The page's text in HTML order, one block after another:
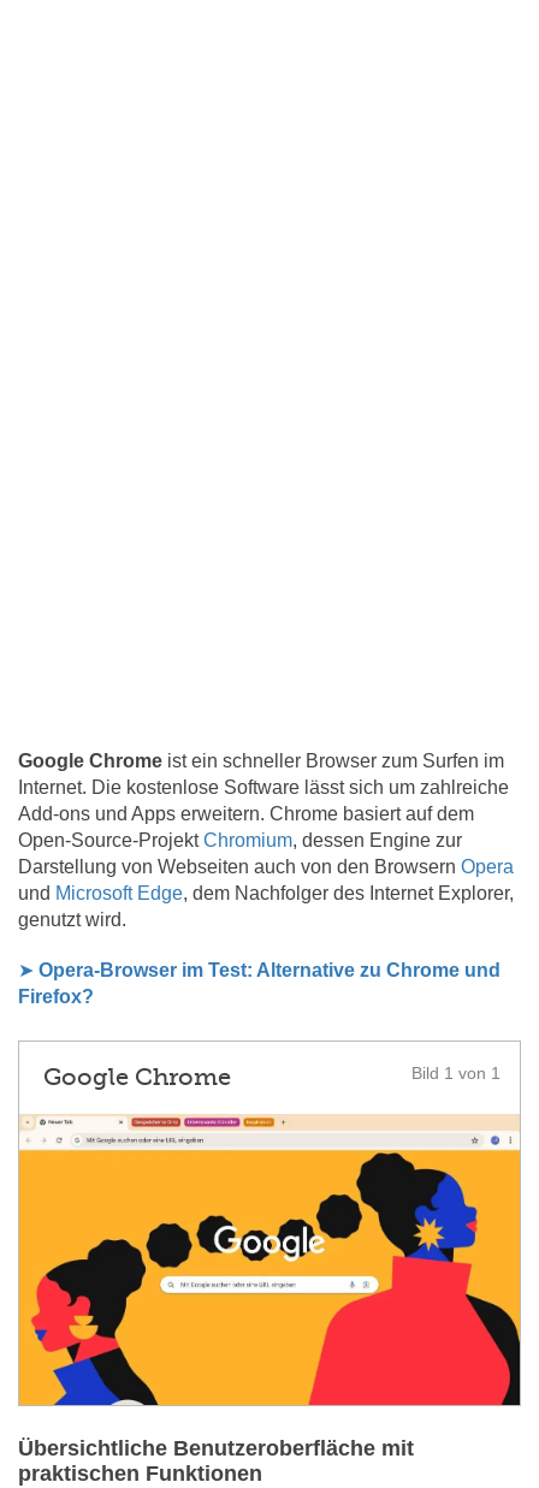
Google Chrome ist ein schneller Browser zum Surfen im
Internet. Die kostenlose Software lässt sich um zahlreiche
Add-ons und Apps erweitern. Chrome basiert auf dem
Open-Source-ProjektChromium, dessen Engine zur
Darstellung von Webseiten auch von den Browsern Opera
und Microsoft Edge, dem Nachfolger des Internet Explorer,
genutzt wird.
➤ Opera-Browser im Test: Alternative zu Chrome und
Firefox?
Bild 1 von 1
Google Chrome
Übersichtliche Benutzeroberfläche mit
praktischen Funktionen